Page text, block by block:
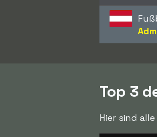
Top 3
Hier sind